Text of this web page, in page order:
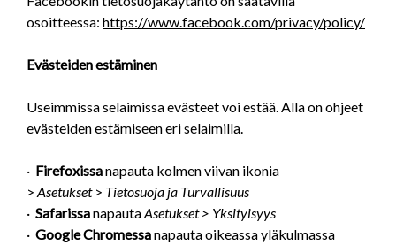
osoitteessa: https://www.facebook.com/privacy/policy/
Evästeiden estäminen
Useimmissa selaimissa evästeet voi estää. Alla on ohjeet
evästeiden estämiseen eri selaimilla.
· Firefoxissanapauta kolmen viivan ikonia
> Asetukset> Tietosuoja ja Turvallisuus
· SafarissanapautaAsetukset > Yksityisyys
· Google Chromessanapauta oikeassa yläkulmassa